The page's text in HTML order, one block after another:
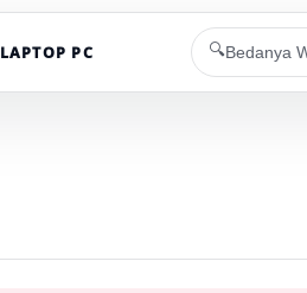
LAPTOP PC 🔍